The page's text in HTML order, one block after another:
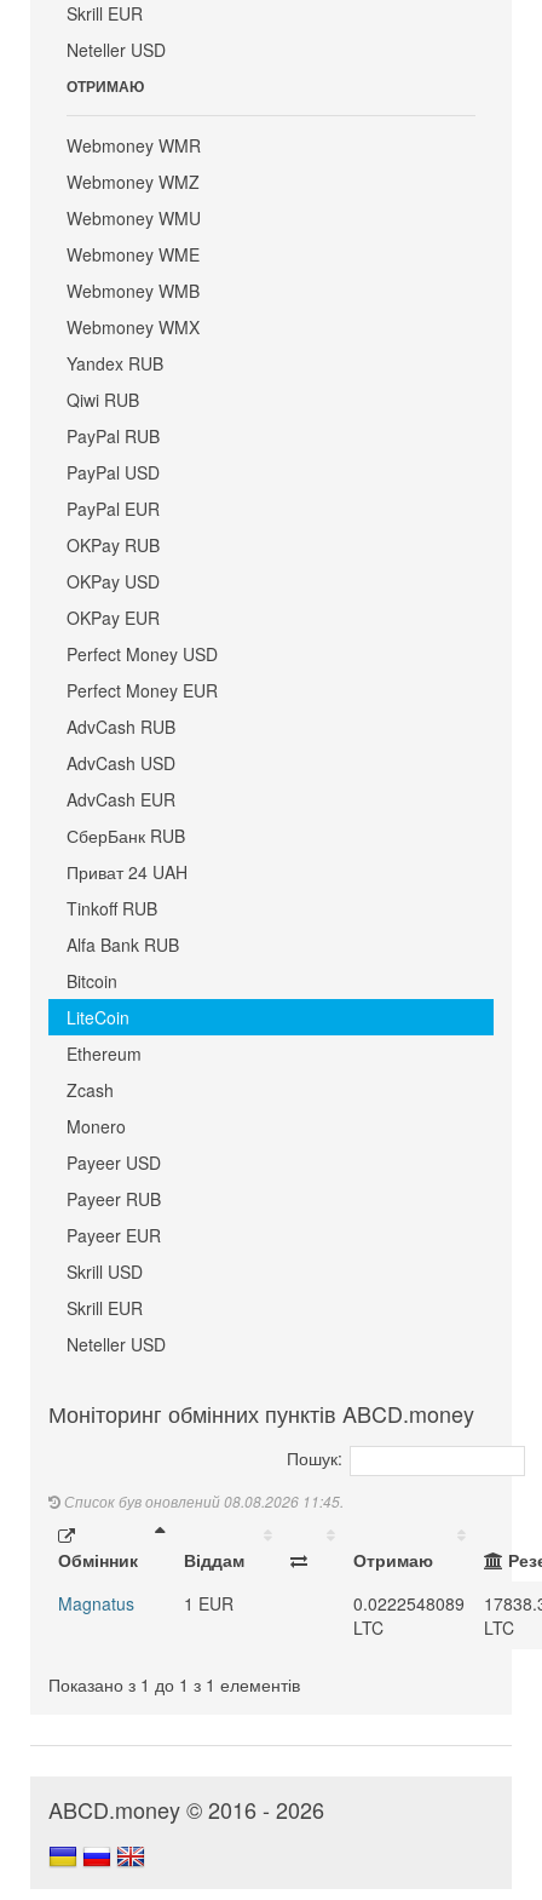
Skrill EUR
Neteller USD
ОТРИМАЮ
Webmoney WMR
Webmoney WMZ
Webmoney WMU
Webmoney WME
Webmoney WMB
Webmoney WMX
Yandex RUB
Qiwi RUB
PayPal RUB
PayPal USD
PayPal EUR
OKPay RUB
OKPay USD
OKPay EUR
Perfect Money USD
Perfect Money EUR
AdvCash RUB
AdvCash USD
AdvCash EUR
СберБанк RUB
Приват 24 UAH
Tinkoff RUB
Alfa Bank RUB
Bitcoin
LiteCoin
Ethereum
Zcash
Monero
Payeer USD
Payeer RUB
Payeer EUR
Skrill USD
Skrill EUR
Neteller USD
Моніторинг обмінних пунктів ABCD.money
Пошук:
Список був оновлений 08.08.2026 11:45.
Обмінник Віддам Отримаю
Magnatus
1 EUR
0.0222548089
LTC
LTC
Показано з 1 до 1 з 1 елементів
ABCD.money © 2016 - 2026